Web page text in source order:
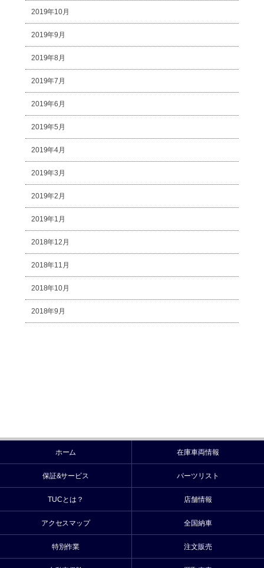
2019年10月
2019年9月
2019年8月
2019年7月
2019年6月
2019年5月
2019年4月
2019年3月
2019年2月
2019年1月
2018年12月
2018年11月
2018年10月
2018年9月
ホーム 在庫車両情報
保証&サービス パーツリスト
TUCとは？ 店舗情報
アクセスマップ 全国納車
特別作業 注文販売